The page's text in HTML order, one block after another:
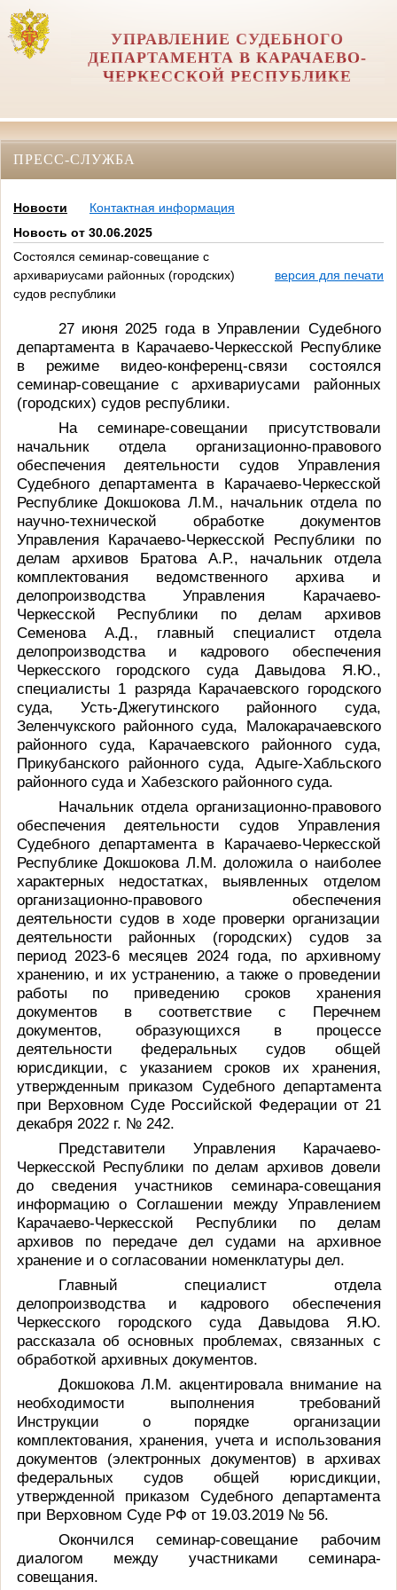
УПРАВЛЕНИЕ СУДЕБНОГО
ДЕПАРТАМЕНТА В КАРАЧАЕВО-
ЧЕРКЕССКОЙ РЕСПУБЛИКЕ
ПРЕСС-СЛУЖБА
Новости
Контактная информация
Новость от 30.06.2025
Состоялся семинар-совещание с
архивариусами районных (городских)
судов республики
версия для печати
27 июня 2025 года в Управлении Судебного
департамента в Карачаево-Черкесской Республике
в режиме видео-конференц-связи состоялся
семинар-совещание с архивариусами районных
(городских) судов республики.
На семинаре-совещании присутствовали
начальник отдела организационно-правового
обеспечения деятельности судов Управления
Судебного департамента в Карачаево-Черкесской
Республике Докшокова Л.М., начальник отдела по
научно-технической обработке документов
Управления Карачаево-Черкесской Республики по
делам архивов Братова А.Р., начальник отдела
комплектования ведомственного архива и
делопроизводства Управления Карачаево-
Черкесской Республики по делам архивов
Семенова А.Д., главный специалист отдела
делопроизводства и кадрового обеспечения
Черкесского городского суда Давыдова Я.Ю.,
специалисты 1 разряда Карачаевского городского
суда, Усть-Джегутинского районного суда,
Зеленчукского районного суда, Малокарачаевского
районного суда, Карачаевского районного суда,
Прикубанского районного суда, Адыге-Хабльского
районного суда и Хабезского районного суда.
Начальник отдела организационно-правового
обеспечения деятельности судов Управления
Судебного департамента в Карачаево-Черкесской
Республике Докшокова Л.М. доложила о наиболее
характерных недостатках, выявленных отделом
организационно-правового обеспечения
деятельности судов в ходе проверки организации
деятельности районных (городских) судов за
период 2023-6 месяцев 2024 года, по архивному
хранению, и их устранению, а также о проведении
работы по приведению сроков хранения
документов в соответствие с Перечнем
документов, образующихся в процессе
деятельности федеральных судов общей
юрисдикции, с указанием сроков их хранения,
утвержденным приказом Судебного департамента
при Верховном Суде Российской Федерации от 21
декабря 2022 г. № 242.
Представители Управления Карачаево-
Черкесской Республики по делам архивов довели
до сведения участников семинара-совещания
информацию о Соглашении между Управлением
Карачаево-Черкесской Республики по делам
архивов по передаче дел судами на архивное
хранение и о согласовании номенклатуры дел.
Главный специалист отдела
делопроизводства и кадрового обеспечения
Черкесского городского суда Давыдова Я.Ю.
рассказала об основных проблемах, связанных с
обработкой архивных документов.
Докшокова Л.М. акцентировала внимание на
необходимости выполнения требований
Инструкции о порядке организации
комплектования, хранения, учета и использования
документов (электронных документов) в архивах
федеральных судов общей юрисдикции,
утвержденной приказом Судебного департамента
при Верховном Суде РФ от 19.03.2019 № 56.
Окончился семинар-совещание рабочим
диалогом между участниками семинара-
совещания.